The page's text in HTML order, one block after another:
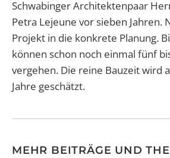
Schwabinger Architektenpaar
Petra Lejeune vor sieben Jahren.
Projekt in die konkrete Planung.
können schon noch einmal fünf
vergehen. Die reine Bauzeit wird
Jahre geschätzt.
MEHR BEITRÄGE UND